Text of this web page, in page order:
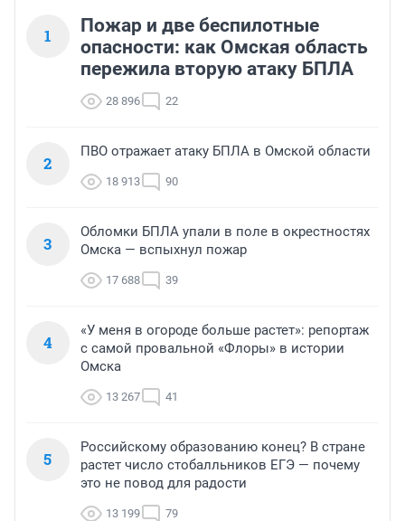
1
Пожар и две беспилотные
опасности: как Омская область
пережила вторую атаку БПЛА
28 896 22
2
ПВО отражает атаку БПЛА в Омской области
18 913 90
3
Обломки БПЛА упали в поле в окрестностях
Омска — вспыхнул пожар
17 688 39
4
«У меня в огороде больше растет»: репортаж
с самой провальной «Флоры» в истории
Омска
13 267 41
5
Российскому образованию конец? В стране
растет число стобалльников ЕГЭ — почему
это не повод для радости
13 199 79